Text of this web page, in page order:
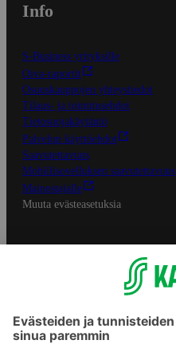
Info
S-Business yrityksille
Oiva-raportit
Osuuskauppojen yhteystiedot
Tilaus- ja toimitusehdot
Tietosuojakäytäntö
Palvelun käyttöehdot
Saavutettavuus
Mobiilisovelluksen saavutettavuus
Mainostajalle
Muuta evästeasetuksia
S-ryhmän palvelut
Asiakasomistajuus